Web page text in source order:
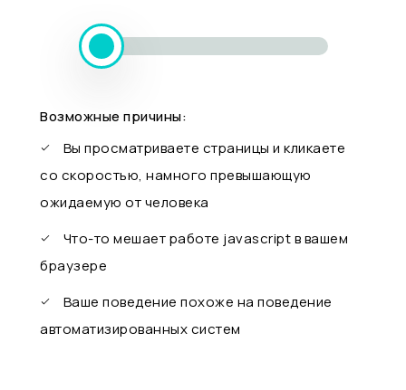
Возможные причины:
Вы просматриваете страницы и кликаете
со скоростью, намного превышающую
ожидаемую от человека
Что-то мешает работе javascript в вашем
браузере
Ваше поведение похоже на поведение
автоматизированных систем